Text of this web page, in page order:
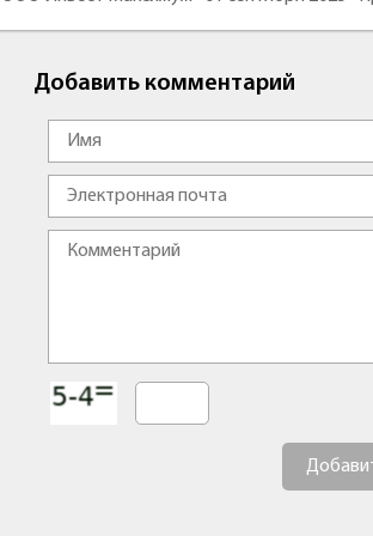
Добавить комментарий